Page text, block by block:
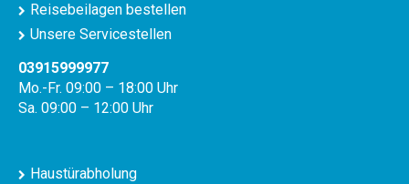
Reisebeilagen bestellen
Unsere Servicestellen
03915999977
Mo.-Fr. 09:00 – 18:00 Uhr
Sa. 09:00 – 12:00 Uhr
Haustürabholung